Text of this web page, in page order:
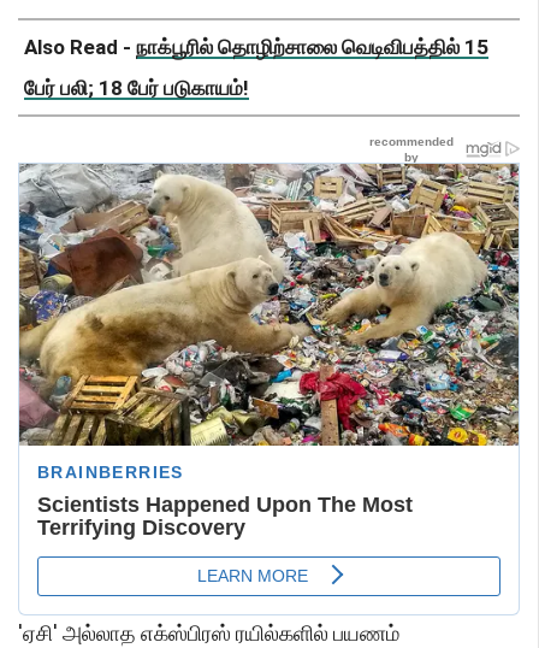
Also Read - நாக்பூரில் தொழிற்சாலை வெடிவிபத்தில் 15
பேர் பலி; 18 பேர் படுகாயம்!
'ஏசி' அல்லாத எக்ஸ்பிரஸ் ரயில்களில் பயணம்